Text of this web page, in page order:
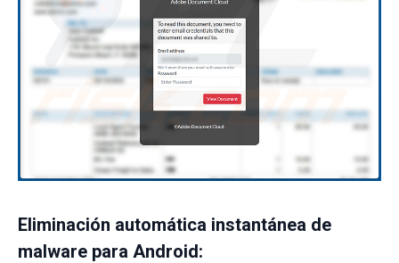
Eliminación automática instantánea de
malware para Android: